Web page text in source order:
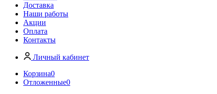
Доставка
Наши работы
Акции
Оплата
Контакты
Личный кабинет
Корзина0
Отложенные0